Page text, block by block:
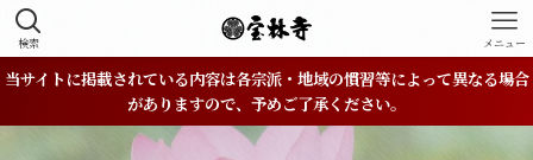
検索 メニュー
当サイトに掲載されている内容は各宗派・地域の慣習等によって異なる場合
がありますので、予めご了承ください。